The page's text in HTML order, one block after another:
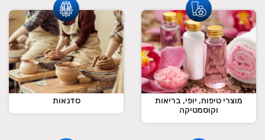
מוצרי טיפוח, יופי, בריאות
וקוסמטיקה
סדנאות